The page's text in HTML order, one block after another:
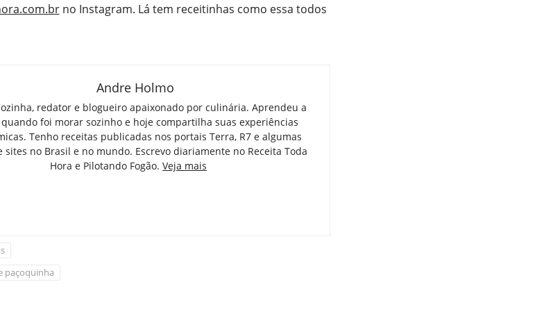
no Instagram. Lá tem receitinhas como essa todos
Andre Holmo
redator e blogueiro apaixonado por culinária. Aprendeu a
foi morar sozinho e hoje compartilha suas experiências
Tenho receitas publicadas nos portais Terra, R7 e algumas
sites no Brasil e no mundo. Escrevo diariamente no Receita Toda
Hora e Pilotando Fogão. Veja mais
paçoquinha